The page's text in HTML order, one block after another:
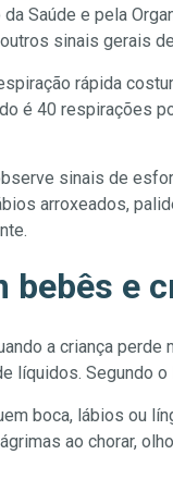
Saúde e pela
sinais gerais
rápida
é 40 respirações
sinais de
arroxeados,
bebês e
a criança
líquidos. Segundo
boca, lábios ou
ao chorar,